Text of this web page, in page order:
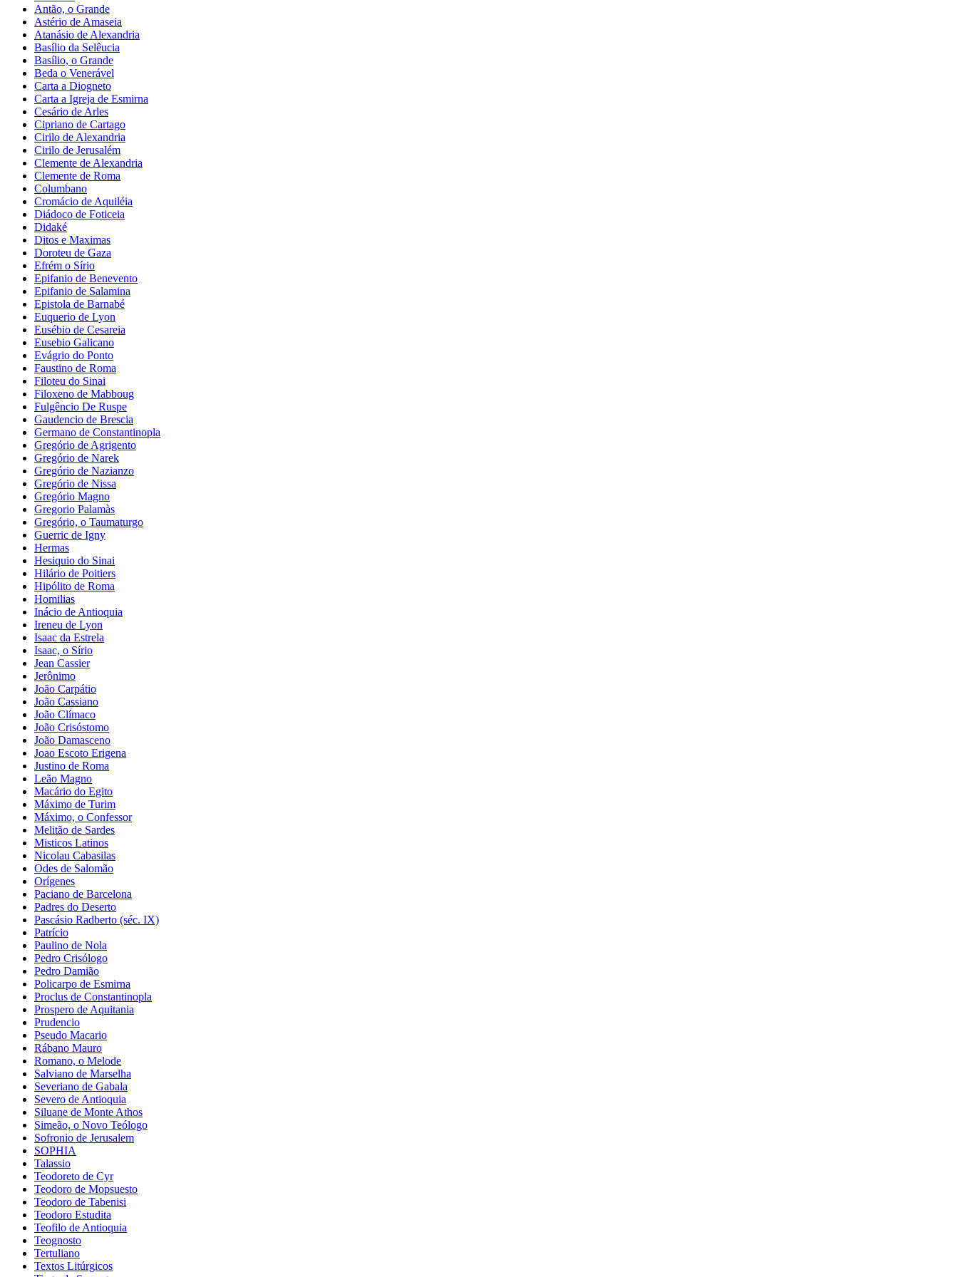
Antão, o Grande
Astério de Amaseia
Atanásio de Alexandria
Basílio da Selêucia
Basílio, o Grande
Beda o Venerável
Carta a Diogneto
Carta a Igreja de Esmirna
Cesário de Arles
Cipriano de Cartago
Cirilo de Alexandria
Cirilo de Jerusalém
Clemente de Alexandria
Clemente de Roma
Columbano
Cromácio de Aquiléia
Diádoco de Foticeia
Didaké
Ditos e Maximas
Doroteu de Gaza
Efrém o Sírio
Epifanio de Benevento
Epifanio de Salamina
Epistola de Barnabé
Euquerio de Lyon
Eusébio de Cesareia
Eusebio Galicano
Evágrio do Ponto
Faustino de Roma
Filoteu do Sinai
Filoxeno de Mabboug
Fulgêncio De Ruspe
Gaudencio de Brescia
Germano de Constantinopla
Gregório de Agrigento
Gregório de Narek
Gregório de Nazianzo
Gregório de Nissa
Gregório Magno
Gregorio Palamàs
Gregório, o Taumaturgo
Guerric de Igny
Hermas
Hesiquio do Sinai
Hilário de Poitiers
Hipólito de Roma
Homilias
Inácio de Antioquia
Ireneu de Lyon
Isaac da Estrela
Isaac, o Sírio
Jean Cassier
Jerônimo
João Carpátio
João Cassiano
João Clímaco
João Crisóstomo
João Damasceno
Joao Escoto Erigena
Justino de Roma
Leão Magno
Macário do Egito
Máximo de Turim
Máximo, o Confessor
Melitão de Sardes
Misticos Latinos
Nicolau Cabasilas
Odes de Salomão
Orígenes
Paciano de Barcelona
Padres do Deserto
Pascásio Radberto (séc. IX)
Patrício
Paulino de Nola
Pedro Crisólogo
Pedro Damião
Policarpo de Esmirna
Proclus de Constantinopla
Prospero de Aquitania
Prudencio
Pseudo Macario
Rábano Mauro
Romano, o Melode
Salviano de Marselha
Severiano de Gabala
Severo de Antioquia
Siluane de Monte Athos
Simeão, o Novo Teólogo
Sofronio de Jerusalem
SOPHIA
Talassio
Teodoreto de Cyr
Teodoro de Mopsuesto
Teodoro de Tabenisi
Teodoro Estudita
Teofilo de Antioquia
Teognosto
Tertuliano
Textos Litúrgicos